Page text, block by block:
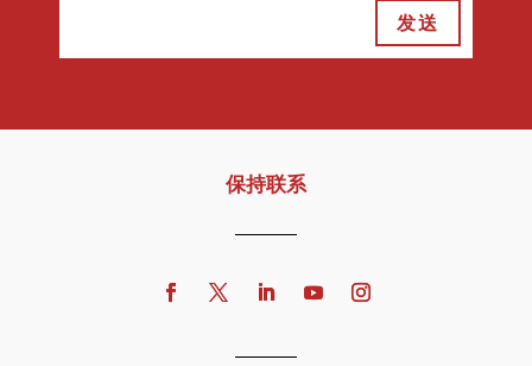
发送
保持联系